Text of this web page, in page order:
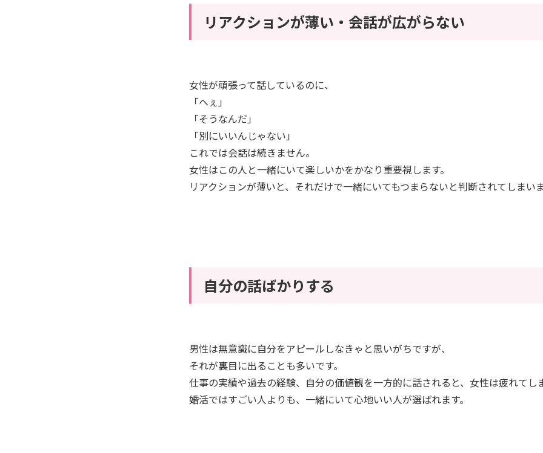
リアクションが薄い・会話が広がらない
女性が頑張って話しているのに、
「へぇ」
「そうなんだ」
「別にいいんじゃない」
これでは会話は続きません。
女性はこの人と一緒にいて楽しいかをかなり重要視します。
リアクションが薄いと、それだけで一緒にいてもつまらないと判断されてしまいま
自分の話ばかりする
男性は無意識に自分をアピールしなきゃと思いがちですが、
それが裏目に出ることも多いです。
仕事の実績や過去の経験、自分の価値観を一方的に話されると、女性は疲れてし
婚活ではすごい人よりも、一緒にいて心地いい人が選ばれます。